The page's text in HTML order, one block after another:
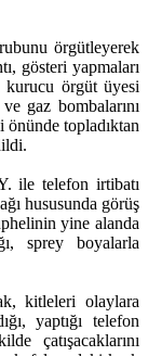
örgütleyerek
gösteri yapmaları
kurucu örgüt üyesi
gaz bombalarını
topladıktan
ile telefon irtibatı
hususunda görüş
yine alanda
sprey boyalarla
kitleleri olaylara
yaptığı telefon
çatışacaklarını